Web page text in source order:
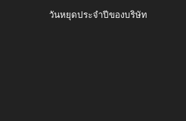
วันหยุดประจำปีของบริษัท